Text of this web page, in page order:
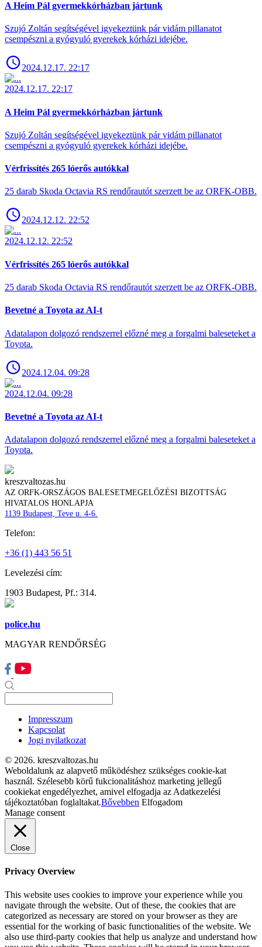
A Heim Pál gyermekkórházban jártunk
Szujó Zoltán segítségével igyekeztünk pár vidám pillanatot
csempészni a gyógyuló gyerekek kórházi idejébe.
2024.12.17. 22:17
2024.12.17. 22:17
A Heim Pál gyermekkórházban jártunk
Szujó Zoltán segítségével igyekeztünk pár vidám pillanatot
csempészni a gyógyuló gyerekek kórházi idejébe.
Vérfrissítés 265 lóerős autókkal
25 darab Skoda Octavia RS rendőrautót szerzett be az ORFK-OBB.
2024.12.12. 22:52
2024.12.12. 22:52
Vérfrissítés 265 lóerős autókkal
25 darab Skoda Octavia RS rendőrautót szerzett be az ORFK-OBB.
Bevetné a Toyota az AI-t
Adatalapon dolgozó rendszerrel előzné meg a forgalmi baleseteket a
Toyota.
2024.12.04. 09:28
2024.12.04. 09:28
Bevetné a Toyota az AI-t
Adatalapon dolgozó rendszerrel előzné meg a forgalmi baleseteket a
Toyota.
kreszvaltozas.hu
AZ ORFK-ORSZÁGOS BALESETMEGELŐZÉSI BIZOTTSÁG
HIVATALOS HONLAPJA
1139 Budapest, Teve u. 4-6.
Telefon:
+36 (1) 443 56 51
Levelezési cím:
1903 Budapest, Pf.: 314.
police.hu
MAGYAR RENDŐRSÉG
Impresszum
Kapcsolat
Jogi nyilatkozat
© 2026. kreszvaltozas.hu
Weboldalunk az alapvető működéshez szükséges cookie-kat
használ. Szélesebb körű fukcionalitáshoz marketing jellegű
cookiekat engedélyezhet, amivel elfogadja az Adatkezelési
tájékoztatóban foglaltakat.Bővebben Elfogadom
Manage consent
Close
Privacy Overview
This website uses cookies to improve your experience while you
navigate through the website. Out of these, the cookies that are
categorized as necessary are stored on your browser as they are
essential for the working of basic functionalities of the website. We
also use third-party cookies that help us analyze and understand how